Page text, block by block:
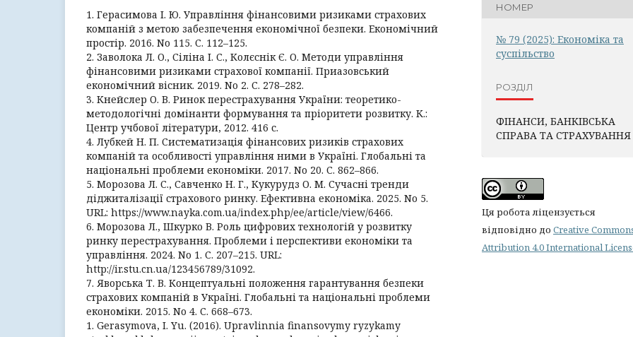
1. Герасимова І. Ю. Управління фінансовими ризиками страхових
компаній з метою забезпечення економічної безпеки. Економічний
простір. 2016. No 115. С. 112–125.
2. Заволока Л. О., Сіліна І. С., Колєснік Є. О. Методи управління
фінансовими ризиками страхової компанії. Приазовський
економічний вісник. 2019. No 2. С. 278–282.
3. Кнейслер О. В. Ринок перестрахування України: теоретико-
методологічні домінанти формування та пріоритети розвитку. К.:
Центр учбової літератури, 2012. 416 с.
4. Лубкей Н. П. Систематизація фінансових ризиків страхових
компаній та особливості управління ними в Україні. Глобальні та
національні проблеми економіки. 2017. No 20. С. 862–866.
5. Морозова Л. С., Савченко Н. Г., Кукурудз О. М. Сучасні тренди
діджиталізації страхового ринку. Ефективна економіка. 2025. No 5.
URL: https://www.nayka.com.ua/index.php/ee/article/view/6466.
6. Морозова Л., Шкурко В. Роль цифрових технологій у розвитку
ринку перестрахування. Проблеми і перспективи економіки та
управління. 2024. No 1. С. 207–215. URL:
http://ir.stu.cn.ua/123456789/31092.
7. Яворська Т. В. Концептуальні положення гарантування безпеки
страхових компаній в Україні. Глобальні та національні проблеми
економіки. 2015. No 4. С. 668–673.
1. Gerasymova, I. Yu. (2016). Upravlinnia finansovymy ryzykamy
НОМЕР
№ 79 (2025): Економіка та
суспільство
РОЗДІЛ
ФІНАНСИ, БАНКІВСЬКА
СПРАВА ТА СТРАХУВАННЯ
Ця робота ліцензується
відповідно до Creative
Attribution 4.0 International